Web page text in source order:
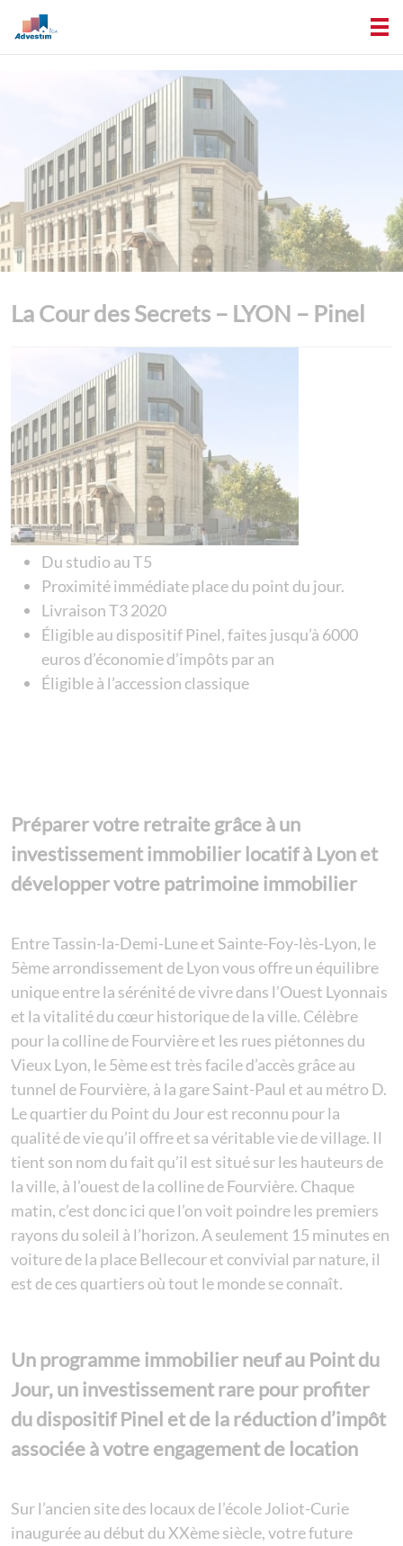
La Cour des Secrets – LYON – Pinel
Du studio au T5
Proximité immédiate place du point du jour.
Livraison T3 2020
Éligible au dispositif Pinel, faites jusqu’à 6000
euros d’économie d’impôts par an
Éligible à l’accession classique
Préparer votre retraite grâce à un
investissement immobilier locatif à Lyon et
développer votre patrimoine immobilier
Entre Tassin-la-Demi-Lune et Sainte-Foy-lès-Lyon, le
5ème arrondissement de Lyon vous offre un équilibre
unique entre la sérénité de vivre dans l’Ouest Lyonnais
et la vitalité du cœur historique de la ville. Célèbre
pour la colline de Fourvière et les rues piétonnes du
Vieux Lyon, le 5ème est très facile d’accès grâce au
tunnel de Fourvière, à la gare Saint-Paul et au métro D.
Le quartier du Point du Jour est reconnu pour la
qualité de vie qu’il offre et sa véritable vie de village. Il
tient son nom du fait qu’il est situé sur les hauteurs de
la ville, à l’ouest de la colline de Fourvière. Chaque
matin, c’est donc ici que l’on voit poindre les premiers
rayons du soleil à l’horizon. A seulement 15 minutes en
voiture de la place Bellecour et convivial par nature, il
est de ces quartiers où tout le monde se connaît.
Un programme immobilier neuf au Point du
Jour, un investissement rare pour profiter
du dispositif Pinel et de la réduction d’impôt
associée à votre engagement de location
Sur l’ancien site des locaux de l’école Joliot-Curie
inaugurée au début du XXème siècle, votre future